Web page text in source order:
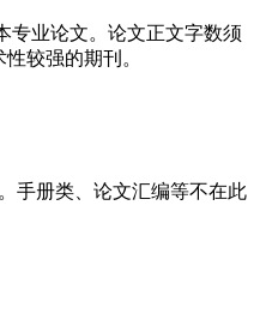
专业论文。论文正文字数须
较强的期刊。
手册类、论文汇编等不在此